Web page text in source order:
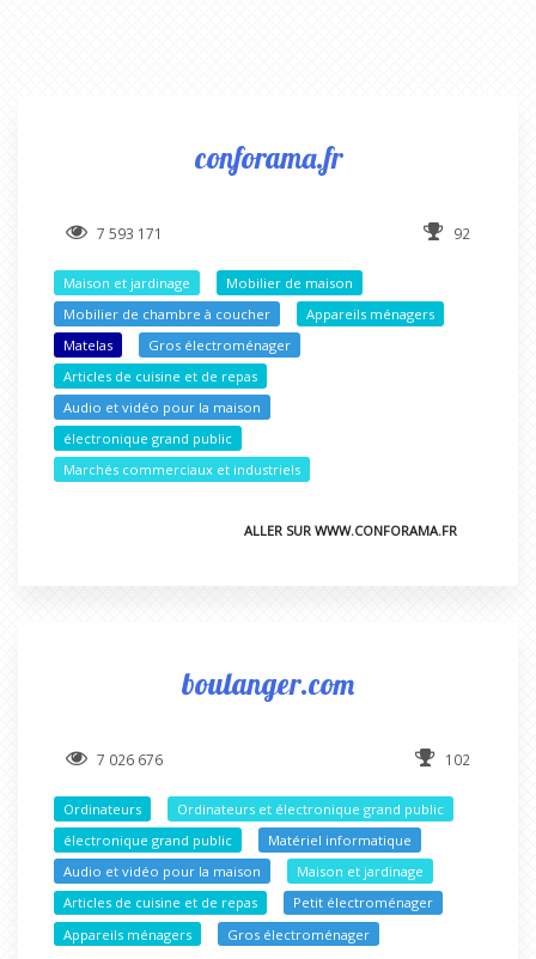
conforama.fr
7 593 171 92
Maison et jardinage
Mobilier de maison
Mobilier de chambre à coucher
Appareils ménagers
Matelas
Gros électroménager
Articles de cuisine et de repas
Audio et vidéo pour la maison
électronique grand public
Marchés commerciaux et industriels
ALLER SUR WWW.CONFORAMA.FR
boulanger.com
7 026 676 102
Ordinateurs
Ordinateurs et électronique grand public
électronique grand public
Matériel informatique
Audio et vidéo pour la maison
Maison et jardinage
Articles de cuisine et de repas
Petit électroménager
Appareils ménagers
Gros électroménager